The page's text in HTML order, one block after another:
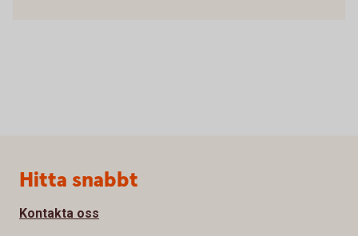
Sidfot
Hitta snabbt
Kontakta oss